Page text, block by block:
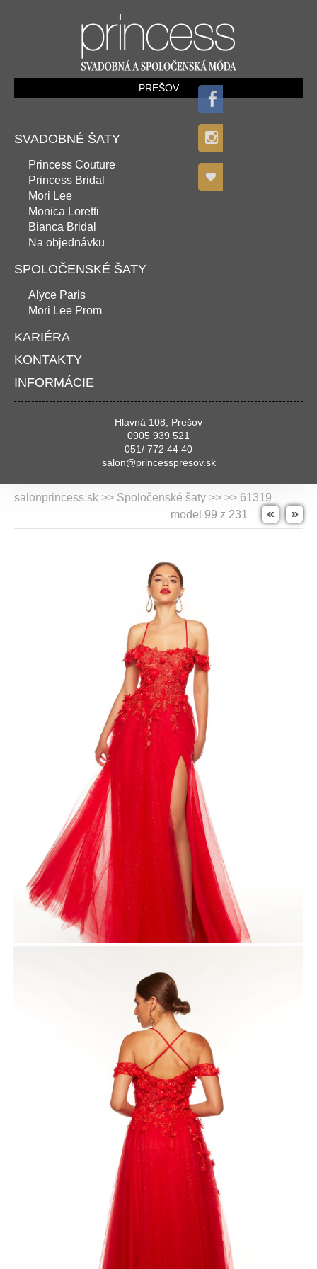
PREŠOV
SVADOBNÉ ŠATY
Princess Couture
Princess Bridal
Mori Lee
Monica Loretti
Bianca Bridal
Na objednávku
SPOLOČENSKÉ ŠATY
Alyce Paris
Mori Lee Prom
KARIÉRA
KONTAKTY
INFORMÁCIE
Hlavná 108, Prešov
0905 939 521
051/ 772 44 40
salon@princesspresov.sk
salonprincess.sk >> Spoločenské šaty >> >> 61319
»
«
model 99 z 231